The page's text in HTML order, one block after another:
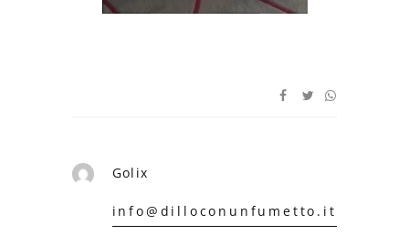
Golix
info@dilloconunfumetto.it